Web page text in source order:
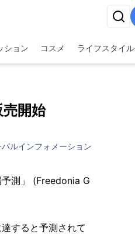
ション コスメ ライフスタイル
売開始
ルインフォメーション
測」 (Freedonia G
すると予測されて